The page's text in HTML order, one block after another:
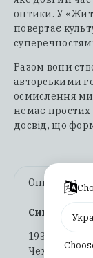
оптики. У
повертає
Разом вони
авторськими
осмислення
немає простих
досвід, що
Опис
Сиґінь
1938 рік,